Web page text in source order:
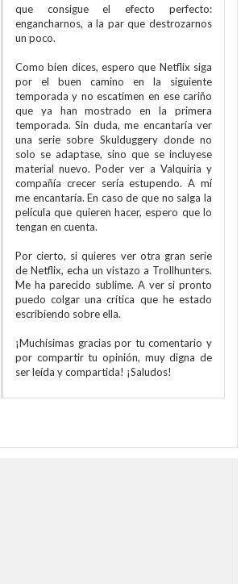
que consigue el efecto perfecto:
engancharnos, a la par que destrozarnos
un poco.
Como bien dices, espero que Netflix siga
por el buen camino en la siguiente
temporada y no escatimen en ese cariño
que ya han mostrado en la primera
temporada. Sin duda, me encantaría ver
una serie sobre Skulduggery donde no
solo se adaptase, sino que se incluyese
material nuevo. Poder ver a Valquiria y
compañía crecer sería estupendo. A mí
me encantaría. En caso de que no salga la
película que quieren hacer, espero que lo
tengan en cuenta.
Por cierto, si quieres ver otra gran serie
de Netflix, echa un vistazo a Trollhunters.
Me ha parecido sublime. A ver si pronto
puedo colgar una crítica que he estado
escribiendo sobre ella.
¡Muchísimas gracias por tu comentario y
por compartir tu opinión, muy digna de
ser leída y compartida! ¡Saludos!